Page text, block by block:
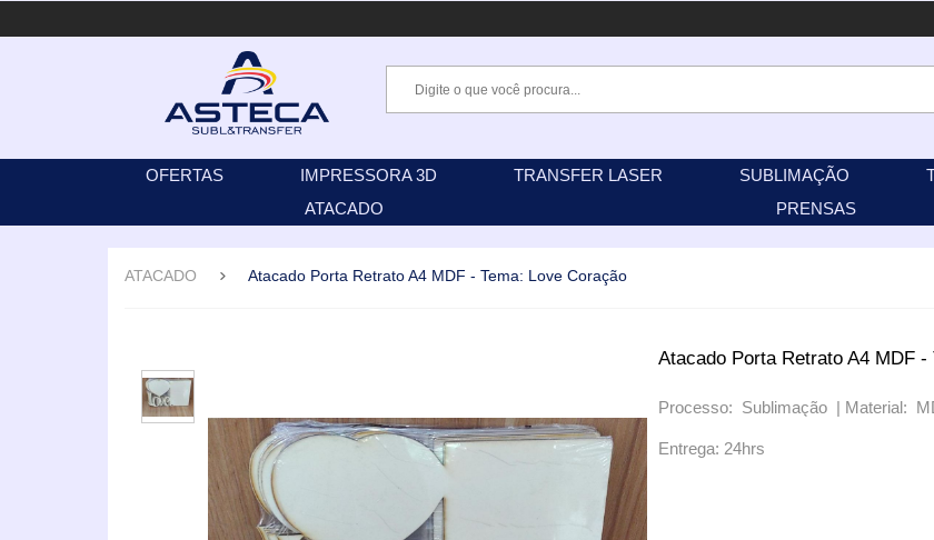
OFERTAS IMPRESSORA 3D TRANSFER LASER SUBLIMAÇÃO
ATACADO
PRENSAS
ATACADO Atacado Porta Retrato A4 MDF - Tema: Love Coração
Atacado Porta Retrato A4 MDF -
Processo: Sublimação | Material:
Entrega: 24hrs